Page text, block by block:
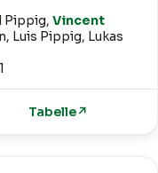
Pippig,Vincent
Luis Pippig, Lukas
Tabelle↗